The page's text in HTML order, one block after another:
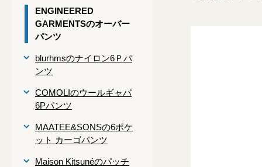
ENGINEERED
GARMENTSのオーバー
パンツ
blurhmsのナイロン6Ｐパ
ンツ
COMOLIのウールギャバ
6Pパンツ
MAATEE&SONSの6ポケ
ット カーゴパンツ
Maison Kitsunéのパッチ